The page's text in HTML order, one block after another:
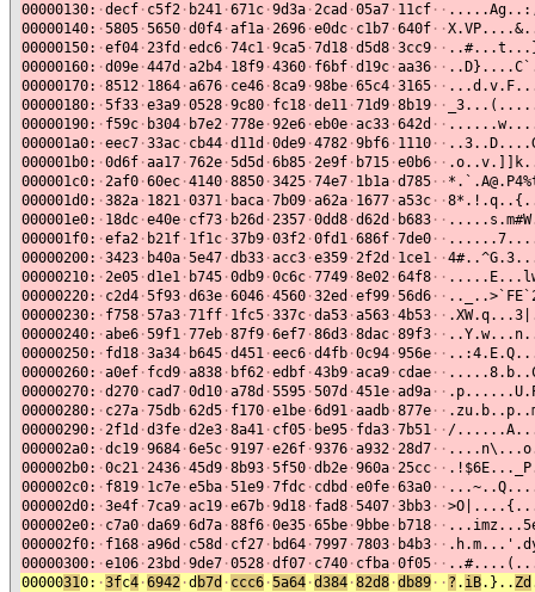
00000130: ·decf · c5f2 · b241 ·671c ·9d3a ·2cad ·05a7 · 11cf · ·
00000140: ·5805 ·5650 ·d0f4 ·af1a ·2696 ·e0dc · c1b7 ·640f · ·
00000150: ·ef04 ·23fd ·edc6 ·74c1 ·9ca5 ·7d18 ·d5d8 ·3cc9 · ·
00000160: ·d09e ·447d ·a2b4 · 18f9 ·4360 · f6bf ·d19c ·aa36 · ·
00000170: ·8512 · 1864 ·a676 · ce46 ·8ca9 ·98be ·65c4 ·3165 · ·
00000180: ·5f33 ·e3a9 ·0528 ·9c80 · fc18 ·de11 ·71d9 ·8b19 · ·
00000190: · f59c · b304 · b7e2 ·778e ·92e6 ·eb0e ·ac33 ·642d · ·
000001a0: ·eec7 ·33ac · cb44 ·d11d ·0de9 ·4782 ·9bf6 · 1110 · ·
000001b0: ·0d6f ·aa17 ·762e ·5d5d ·6b85 ·2e9f · b715 ·e0b6 · ·
000001c0: ·2af0 ·60ec ·4140 ·8850 ·3425 ·74e7 · 1b1a ·d785 · ·
000001d0: ·382a · 1821 ·0371 · baca ·7b09 ·a62a · 1677 ·a53c · ·
000001e0: · 18dc ·e40e · cf73 · b26d ·2357 ·0dd8 ·d62d · b683 · ·
000001f0: ·efa2 · b21f · 1f1c ·37b9 ·03f2 ·0fd1 ·686f ·7de0 · ·
00000200: ·3423 · b40a ·5e47 ·db33 ·acc3 ·e359 ·2f2d · 1ce1 · ·
00000210: ·2e05 ·d1e1 · b745 ·0db9 ·0c6c ·7749 ·8e02 ·64f8 · ·
00000220: · c2d4 ·5f93 ·d63e ·6046 ·4560 ·32ed ·ef99 ·56d6 · ·
00000230: · f758 ·57a3 ·71ff · 1fc5 ·337c ·da53 ·a563 ·4b53 · ·
00000240: ·abe6 ·59f1 ·77eb ·87f9 ·6ef7 ·86d3 ·8dac ·89f3 · ·
00000250: · fd18 ·3a34 · b645 ·d451 ·eec6 ·d4fb ·0c94 ·956e · ·
00000260: ·a0ef · fcd9 ·a838 · bf62 ·edbf ·43b9 ·aca9 · cdae · ·
00000270: ·d270 · cad7 ·0d10 ·a78d ·5595 ·507d ·451e ·ad9a · ·
00000280: · c27a ·75db ·62d5 · f170 ·e1be ·6d91 ·aadb ·877e · ·
00000290: ·2f1d ·d3fe ·d2e3 ·8a41 · cf05 · be95 · fda3 ·7b51 · · /
000002a0: ·dc19 ·9684 ·6e5c ·9197 ·e26f ·9376 ·a932 ·28d7 · ·
000002b0: ·0c21 ·2436 ·45d9 ·8b93 ·5f50 ·db2e ·960a ·25cc · ·
000002c0: · f819 · 1c7e ·e5ba ·51e9 ·7fdc · cdbd ·e0fe ·63a0 · ·
000002d0: ·3e4f ·7ca9 ·ac19 ·e67b ·9d18 · fad8 ·5407 ·3bb3 · ·
000002e0: · c7a0 ·da69 ·6d7a ·88f6 ·0e35 ·65be ·9bbe · b718 · ·
000002f0: · f168 ·a96d · c58d · cf27 · bd64 ·7997 ·7803 · b4b3 · ·
00000300: ·e106 ·23bd ·9de7 ·0528 ·df07 · c740 · cfba ·0f05 · ·
00000310: ·3fc4 ·6942 ·d b7d · ccc6 ·5a64 ·d384 ·82d8 ·db89 · · ? . iB.}.. Zd